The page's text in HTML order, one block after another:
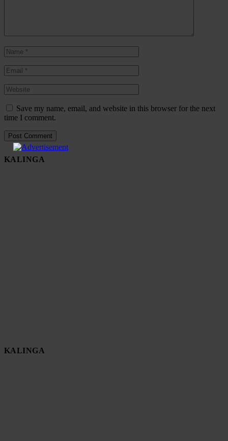
Save my name, email, and website in this browser for the next
time I comment.
KALINGA
KALINGA